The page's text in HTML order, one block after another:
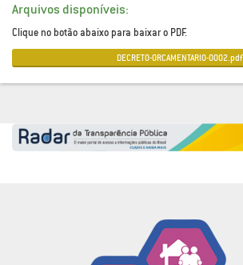
Arquivos disponíveis:
Clique no botão abaixo para baixar o PDF.
DECRETO-ORCAMENTARIO-0002.pdf